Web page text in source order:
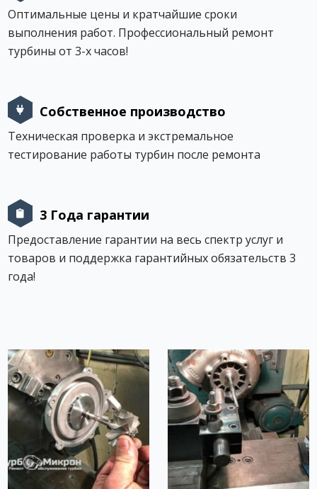
Оптимальные цены и кратчайшие сроки
выполнения работ. Профессиональный ремонт
турбины от 3-х часов!
Собственное производство
Техническая проверка и экстремальное
тестирование работы турбин после ремонта
3 Года гарантии
Предоставление гарантии на весь спектр услуг и
товаров и поддержка гарантийных обязательств 3
года!